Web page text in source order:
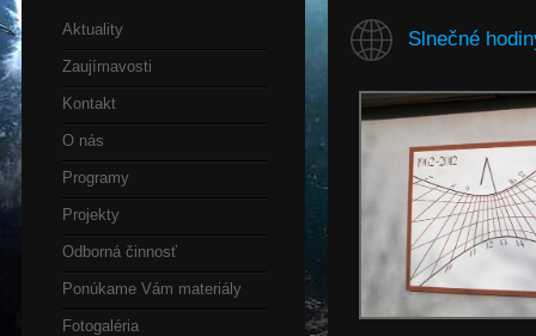
Aktuality
Zaujímavosti
Kontakt
O nás
Programy
Projekty
Odborná činnosť
Ponúkame Vám materiály
Fotogaléria
Slnečné